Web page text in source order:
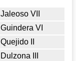
Jaleoso VII
Guindera VI
Quejido II
Dulzona III